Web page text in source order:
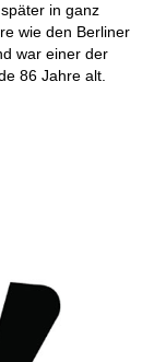
in ganz
wie den Berliner
war einer der
86 Jahre alt.